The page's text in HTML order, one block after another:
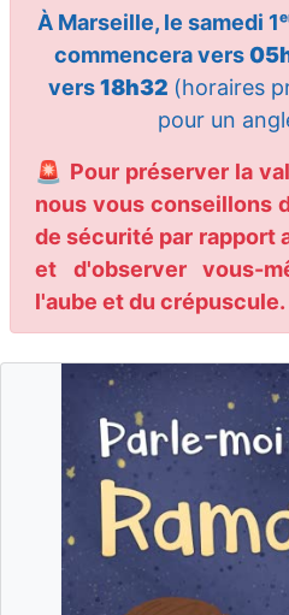
À Marseille, le samedi
commencera vers
vers18h32 (horaires
pour un
🚨 Pour préserver la
nous vous conseillons
de sécurité par rapport
et d'observer vous-
l'aube et du crépuscule.